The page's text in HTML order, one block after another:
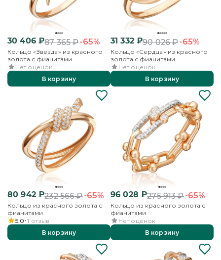
30 406₽87 365₽-65%
Кольцо «Звезда» из красного
золота с фианитами
Нет оценок
В корзину
31 332₽90 026₽-65%
Кольцо «Сердца» из красного
золота с фианитами
Нет оценок
В корзину
80 942₽232 566₽-65%
Кольцо из красного золота с
фианитами
5.0 1 отзыв
В корзину
96 028 ₽275 913₽-65%
Кольцо из красного золота с
фианитами
Нет оценок
В корзину